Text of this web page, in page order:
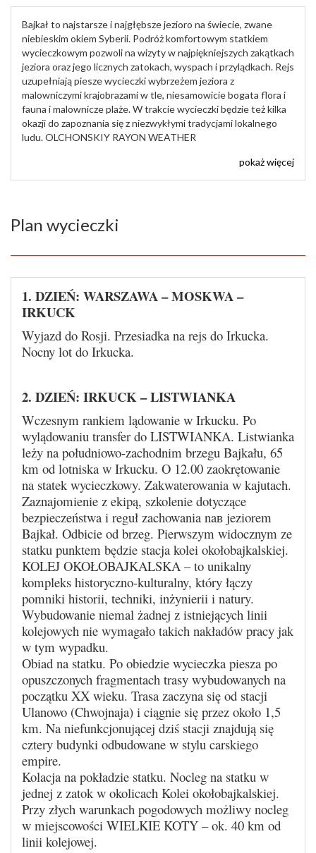
Bajkał to najstarsze i najgłębsze jezioro na świecie, zwane
niebieskim okiem Syberii. Podróż komfortowym statkiem
wycieczkowym pozwoli na wizyty w najpiękniejszych zakątkach
jeziora oraz jego licznych zatokach, wyspach i przylądkach. Rejs
uzupełniają piesze wycieczki wybrzeżem jeziora z
malowniczymi krajobrazami w tle, niesamowicie bogata flora i
fauna i malownicze plaże. W trakcie wycieczki będzie też kilka
okazji do zapoznania się z niezwykłymi tradycjami lokalnego
ludu. OLCHONSKIY RAYON WEATHER
pokaż więcej
Plan wycieczki
1. DZIEŃ: WARSZAWA – MOSKWA –
IRKUCK
Wyjazd do Rosji. Przesiadka na rejs do Irkucka.
Nocny lot do Irkucka.
2. DZIEŃ: IRKUCK – LISTWIANKA
Wczesnym rankiem lądowanie w Irkucku. Po
wylądowaniu transfer do LISTWIANKA. Listwianka
leży na południowo-zachodnim brzegu Bajkału, 65
km od lotniska w Irkucku. O 12.00 zaokrętowanie
na statek wycieczkowy. Zakwaterowania w kajutach.
Zaznajomienie z ekipą, szkolenie dotyczące
bezpieczeństwa i reguł zachowania naв jeziorem
Bajkał. Odbicie od brzeg. Pierwszym widocznym ze
statku punktem będzie stacja kolei okołobajkalskiej.
KOLEJ OKOŁOBAJKALSKA – to unikalny
kompleks historyczno-kulturalny, który łączy
pomniki historii, techniki, inżynierii i natury.
Wybudowanie niemal żadnej z istniejących linii
kolejowych nie wymagało takich nakładów pracy jak
w tym wypadku.
Obiad na statku. Po obiedzie wycieczka piesza po
opuszczonych fragmentach trasy wybudowanych na
początku XX wieku. Trasa zaczyna się od stacji
Ulanowo (Chwojnaja) i ciągnie się przez około 1,5
km. Na niefunkcjonującej dziś stacji znajdują się
cztery budynki odbudowane w stylu carskiego
empire.
Kolacja na pokładzie statku. Nocleg na statku w
jednej z zatok w okolicach Kolei okołobajkalskiej.
Przy złych warunkach pogodowych możliwy nocleg
w miejscowości WIELKIE KOTY – ok. 40 km od
linii kolejowej.